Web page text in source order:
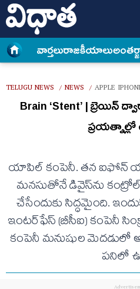
వార్త‌లురాజకీయాలు
TELUGU NEWS / NEWS / APPLE
Brain ‘Stent’ | బ్రెయిన్‌
యాపిల్‌ కంపెనీ. తన ఐఫోన్‌
మనసుతోనే డివైస్‌ను
చేసేందుకు సిద్ధమైంది.
ఇంటర్‌ఫేస్‌ (బీసీఐ) కంపెనీ
కంపెనీ మనుషుల మెదడులో
పనిలో